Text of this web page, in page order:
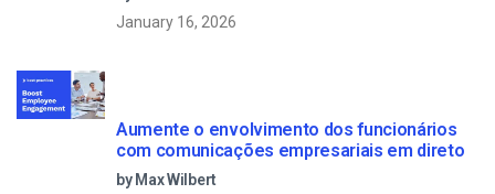
January 16, 2026
Aumente o envolvimento dos funcionários
com comunicações empresariais em direto
by Max Wilbert